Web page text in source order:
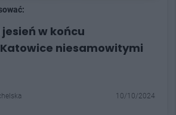
w końcu
niesamowitymi
10/10/2024